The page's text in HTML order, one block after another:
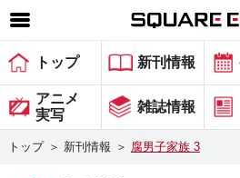
SQUARE ENIX 公式サイトメ
ゲーム
マガジン＆ブックス
トップ 新刊情報
アニメ
実写
雑誌情報
トップ ＞ 新刊情報 ＞ 腐男子家族 3